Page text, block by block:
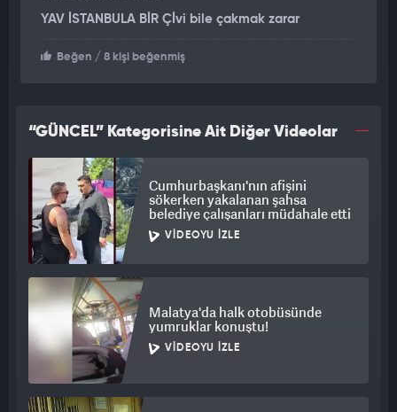
YAV İSTANBULA BİR Çİvi bile çakmak zarar
Beğen / 8 kişi beğenmiş
“GÜNCEL” Kategorisine Ait Diğer Videolar
Cumhurbaşkanı'nın afişini
sökerken yakalanan şahsa
belediye çalışanları müdahale etti
VIDEOYU İZLE
Malatya'da halk otobüsünde
yumruklar konuştu!
VIDEOYU İZLE